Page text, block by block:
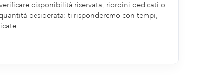
disponibilità riservata, riordini dedicati o
desiderata: ti risponderemo con tempi,